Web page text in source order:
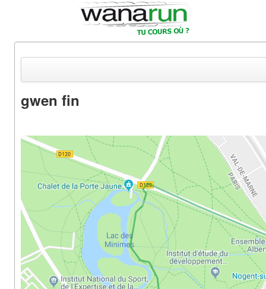
Equipements & Tests
Parcours & Courses
Outils & Réseaux
gwen fin